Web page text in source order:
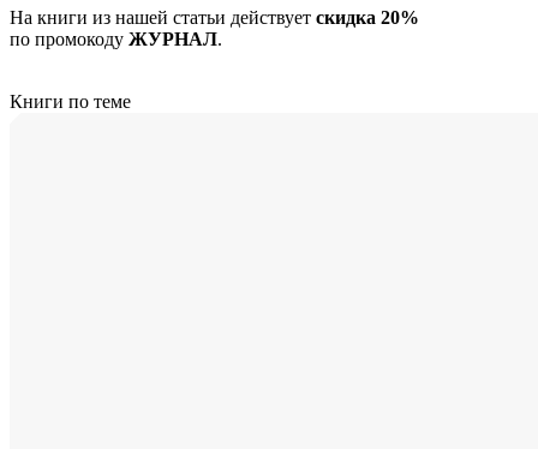
На книги из нашей статьи действует скидка 20%
по промокоду ЖУРНАЛ.
Книги по теме